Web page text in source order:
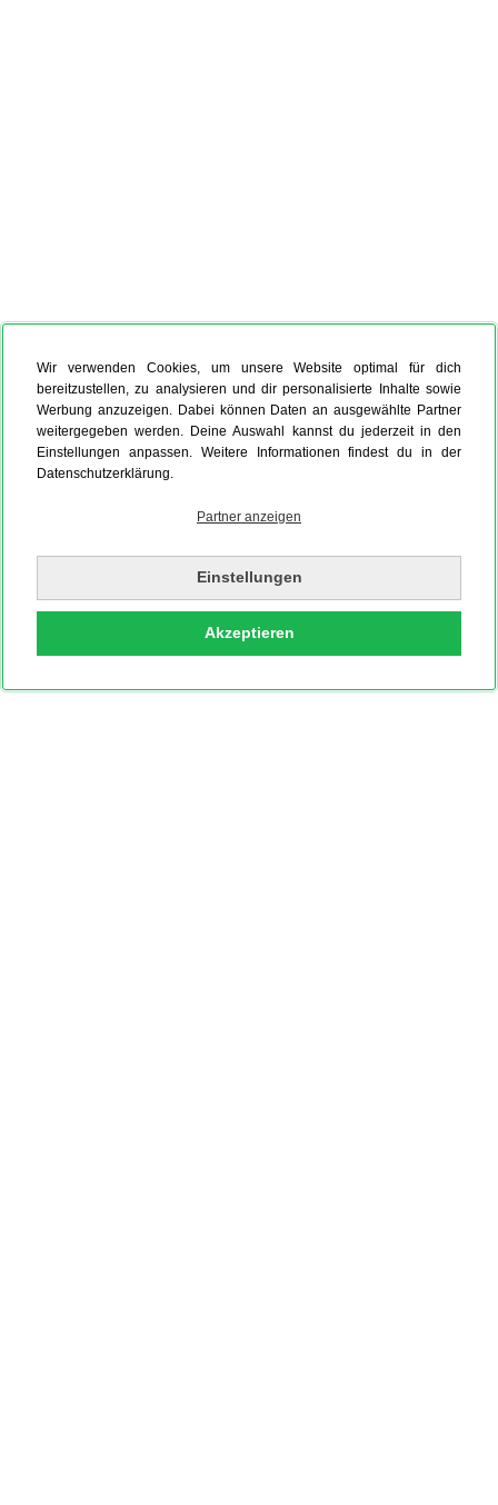
Wir verwenden Cookies, um unsere Website optimal für dich
bereitzustellen, zu analysieren und dir personalisierte Inhalte sowie
Werbung anzuzeigen. Dabei können Daten an ausgewählte Partner
weitergegeben werden. Deine Auswahl kannst du jederzeit in den
Einstellungen anpassen. Weitere Informationen findest du in der
Datenschutzerklärung.
Partner anzeigen
Einstellungen
Akzeptieren